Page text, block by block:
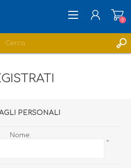
0
PERSONALI
Nome:
*